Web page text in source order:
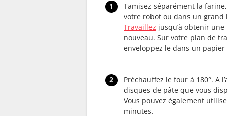
1
Tamisez séparément la
votre robot ou dans un grand
Travaillez jusqu’à obtenir
nouveau. Sur votre plan de
enveloppez le dans un papier
2
Préchauffez le four à 180°. A
disques de pâte que vous
Vous pouvez également
minutes.